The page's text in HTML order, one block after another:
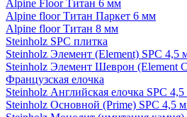
Alpine Floor Титан 6 мм
Alpine floor Титан Паркет 6 мм
Alpine floor Титан 8 мм
Steinholz SPC плитка
Steinholz Элемент (Element) SPC 4,5
Steinholz Элемент Шеврон (Element
Французская елочка
Steinholz Английская елочка SPC
Steinholz Основной (Prime) SPC 4,5